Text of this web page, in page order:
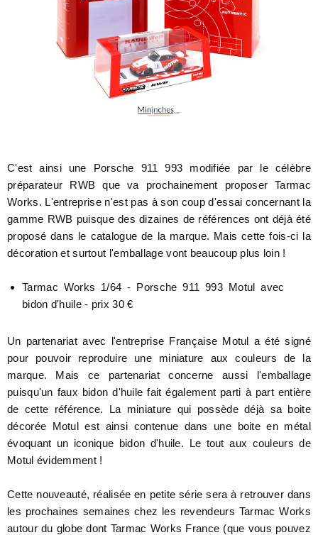
C'est ainsi une Porsche 911 993 modifiée par le célèbre
préparateur RWB que va prochainement proposer Tarmac
Works. L'entreprise n'est pas à son coup d'essai concernant la
gamme RWB puisque des dizaines de références ont déjà été
proposé dans le catalogue de la marque. Mais cette fois-ci la
décoration et surtout l'emballage vont beaucoup plus loin !
Tarmac Works 1/64 - Porsche 911 993 Motul avec
bidon d'huile - prix 30 €
Un partenariat avec l'entreprise Française Motul a été signé
pour pouvoir reproduire une miniature aux couleurs de la
marque. Mais ce partenariat concerne aussi l'emballage
puisqu'un faux bidon d'huile fait également parti à part entière
de cette référence. La miniature qui possède déjà sa boite
décorée Motul est ainsi contenue dans une boite en métal
évoquant un iconique bidon d'huile. Le tout aux couleurs de
Motul évidemment !
Cette nouveauté, réalisée en petite série sera à retrouver dans
les prochaines semaines chez les revendeurs Tarmac Works
autour du globe dont Tarmac Works France (que vous pouvez